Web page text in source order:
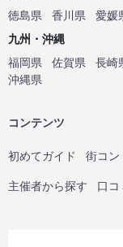
徳島県
香川県 愛媛
九州・沖縄
福岡県
佐賀県 長崎
沖縄県
コンテンツ
初めてガイド 街コン
主催者から探す 口コ